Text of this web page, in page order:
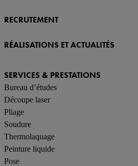
RECRUTEMENT
RÉALISATIONS ET ACTUALITÉS
SERVICES & PRESTATIONS
Bureau d’études
Découpe laser
Pliage
Soudure
Thermolaquage
Peinture liquide
Pose